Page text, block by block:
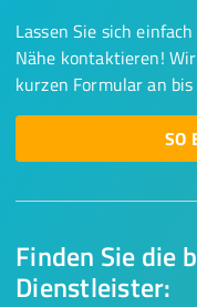
Finden Sie die
Dienstleister:
Lassen Sie sich
Nähe kontaktieren!
kurzen Formular an
SO